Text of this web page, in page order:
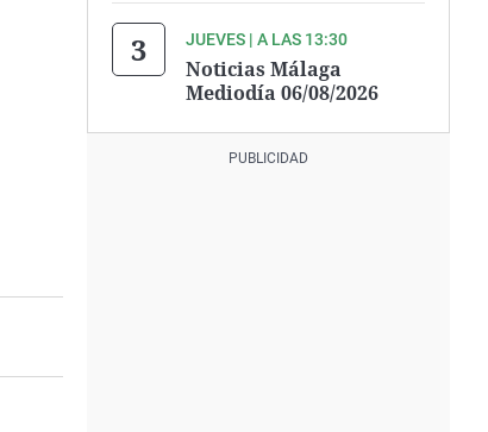
JUEVES | A LAS 13:30
Noticias Málaga
Mediodía 06/08/2026